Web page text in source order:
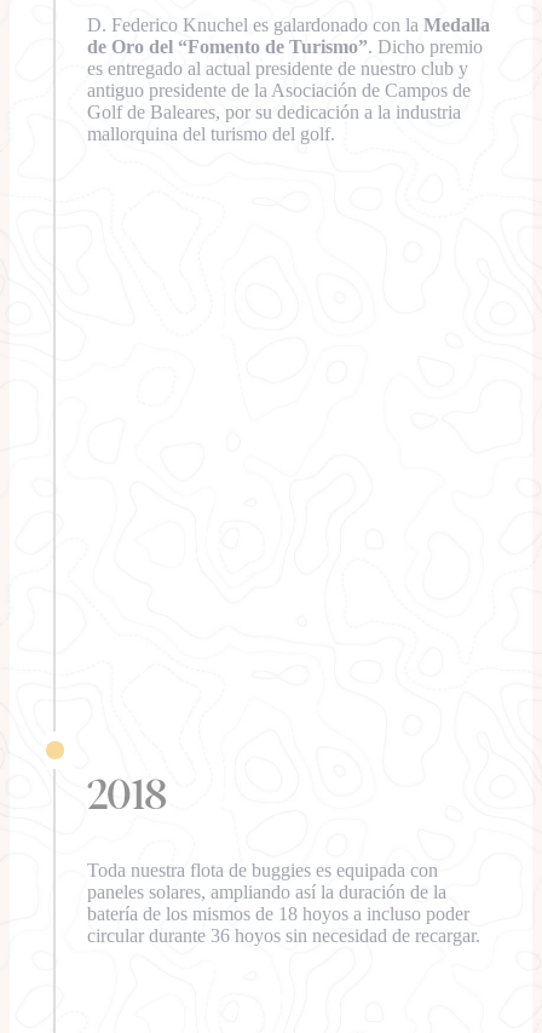
D. Federico Knuchel es galardonado con la Medalla
de Oro del “Fomento de Turismo”. Dicho premio
es entregado al actual presidente de nuestro club y
antiguo presidente de la Asociación de Campos de
Golf de Baleares, por su dedicación a la industria
mallorquina del turismo del golf.
2018
Toda nuestra flota de buggies es equipada con
paneles solares, ampliando así la duración de la
batería de los mismos de 18 hoyos a incluso poder
circular durante 36 hoyos sin necesidad de recargar.